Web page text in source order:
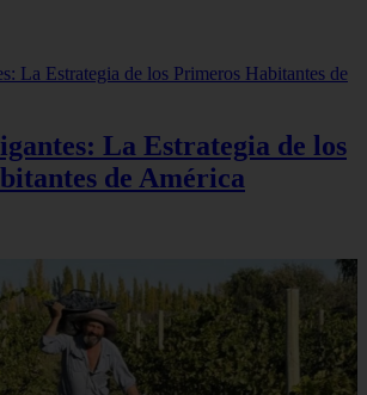
La Estrategia de los
de América